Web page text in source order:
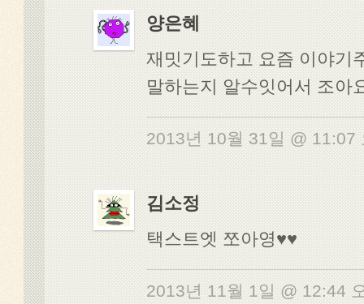
양은혜
재밋기도하고 요즘 이야기
말하는지 알수잇어서 조아
2013년 10월 31일 @ 11:07
김소정
택스트엣 쪼아영♥♥
2013년 11월 1일 @ 12:44